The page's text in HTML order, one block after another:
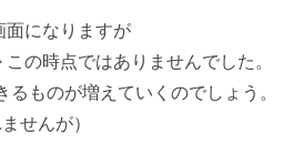
面になりますが
の時点ではありませんでした。
るものが増えていくのでしょう。
せんが）